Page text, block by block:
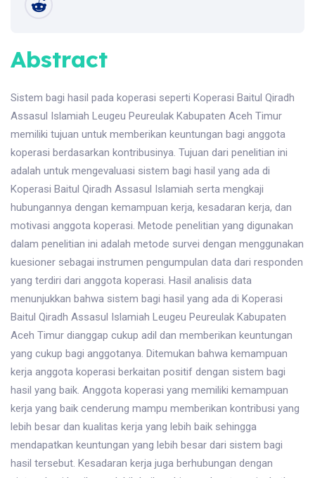
Abstract
Sistem bagi hasil pada koperasi seperti Koperasi Baitul Qiradh
Assasul Islamiah Leugeu Peureulak Kabupaten Aceh Timur
memiliki tujuan untuk memberikan keuntungan bagi anggota
koperasi berdasarkan kontribusinya. Tujuan dari penelitian ini
adalah untuk mengevaluasi sistem bagi hasil yang ada di
Koperasi Baitul Qiradh Assasul Islamiah serta mengkaji
hubungannya dengan kemampuan kerja, kesadaran kerja, dan
motivasi anggota koperasi. Metode penelitian yang digunakan
dalam penelitian ini adalah metode survei dengan menggunakan
kuesioner sebagai instrumen pengumpulan data dari responden
yang terdiri dari anggota koperasi. Hasil analisis data
menunjukkan bahwa sistem bagi hasil yang ada di Koperasi
Baitul Qiradh Assasul Islamiah Leugeu Peureulak Kabupaten
Aceh Timur dianggap cukup adil dan memberikan keuntungan
yang cukup bagi anggotanya. Ditemukan bahwa kemampuan
kerja anggota koperasi berkaitan positif dengan sistem bagi
hasil yang baik. Anggota koperasi yang memiliki kemampuan
kerja yang baik cenderung mampu memberikan kontribusi yang
lebih besar dan kualitas kerja yang lebih baik sehingga
mendapatkan keuntungan yang lebih besar dari sistem bagi
hasil tersebut. Kesadaran kerja juga berhubungan dengan